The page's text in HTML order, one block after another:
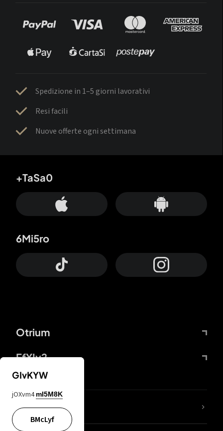
Spedizione in 1–5 giorni lavorativi
Resi facili
Nuove offerte ogni settimana
Otrium
FfYIy2
+TaSa0
6Mi5ro
Lj7sBL
GIvKYW
jOXvm4 mI5M8K
BMcLyf